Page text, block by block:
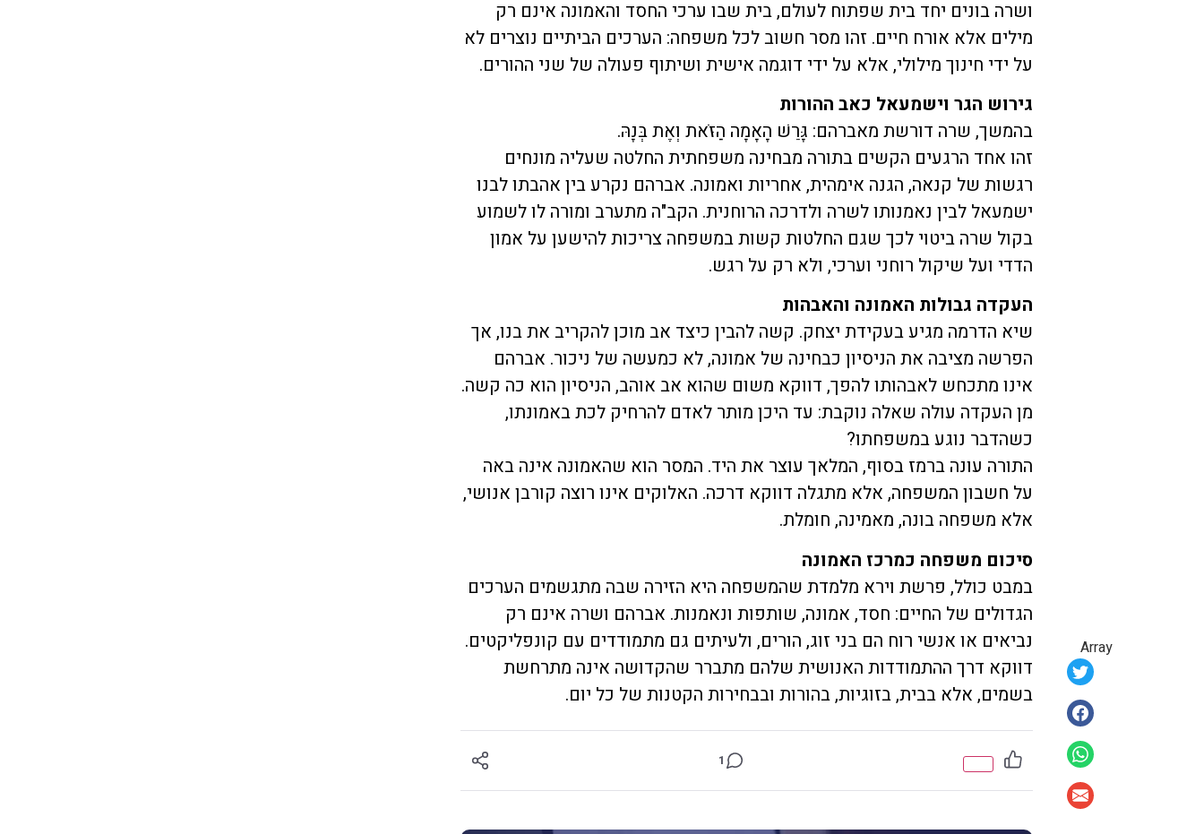
Array
ושרה בונים יחד בית שפתוח לעולם, בית שבו ערכי החסד והאמונה אינם רק
מילים אלא אורח חיים. זהו מסר חשוב לכל משפחה: הערכים הביתיים נוצרים לא
על ידי חינוך מילולי, אלא על ידי דוגמה אישית ושיתוף פעולה של שני ההורים.
גירוש הגר וישמעאל כאב ההורות
בהמשך, שרה דורשת מאברהם: גָּרֵשׁ הָאָמָה הַזֹּאת וְאֶת בְּנָהּ.
זהו אחד הרגעים הקשים בתורה מבחינה משפחתית החלטה שעליה מונחים
רגשות של קנאה, הגנה אימהית, אחריות ואמונה. אברהם נקרע בין אהבתו לבנו
ישמעאל לבין נאמנותו לשרה ולדרכה הרוחנית. הקב"ה מתערב ומורה לו לשמוע
בקול שרה ביטוי לכך שגם החלטות קשות במשפחה צריכות להישען על אמון
הדדי ועל שיקול רוחני וערכי, ולא רק על רגש.
העקדה גבולות האמונה והאבהות
שיא הדרמה מגיע בעקידת יצחק. קשה להבין כיצד אב מוכן להקריב את בנו, אך
הפרשה מציבה את הניסיון כבחינה של אמונה, לא כמעשה של ניכור. אברהם
אינו מתכחש לאבהותו להפך, דווקא משום שהוא אב אוהב, הניסיון הוא כה קשה.
מן העקדה עולה שאלה נוקבת: עד היכן מותר לאדם להרחיק לכת באמונתו,
כשהדבר נוגע במשפחתו?
התורה עונה ברמז בסוף, המלאך עוצר את היד. המסר הוא שהאמונה אינה באה
על חשבון המשפחה, אלא מתגלה דווקא דרכה. האלוקים אינו רוצה קורבן אנושי,
אלא משפחה בונה, מאמינה, חומלת.
סיכום משפחה כמרכז האמונה
במבט כולל, פרשת וירא מלמדת שהמשפחה היא הזירה שבה מתגשמים הערכים
הגדולים של החיים: חסד, אמונה, שותפות ונאמנות. אברהם ושרה אינם רק
נביאים או אנשי רוח הם בני זוג, הורים, ולעיתים גם מתמודדים עם קונפליקטים.
דווקא דרך ההתמודדות האנושית שלהם מתברר שהקדושה אינה מתרחשת
בשמים, אלא בבית, בזוגיות, בהורות ובבחירות הקטנות של כל יום.
1